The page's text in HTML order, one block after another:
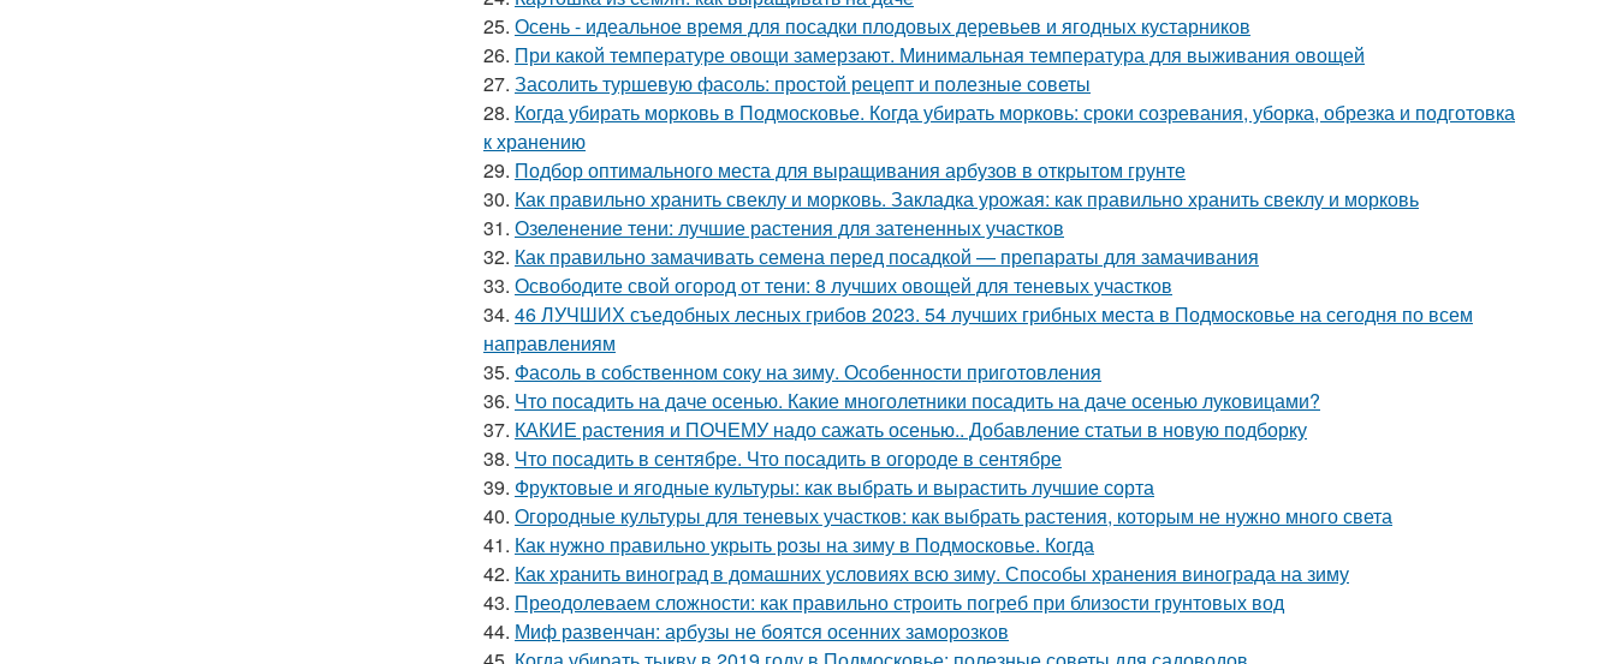
25. Осень - идеальное время для посадки плодовых деревьев и ягодных кустарников
26. При какой температуре овощи замерзают. Минимальная температура для выживания овощей
27. Засолить туршевую фасоль: простой рецепт и полезные советы
28. Когда убирать морковь в Подмосковье. Когда убирать морковь: сроки созревания, уборка, обрезка и подготовка
к хранению
29. Подбор оптимального места для выращивания арбузов в открытом грунте
30. Как правильно хранить свеклу и морковь. Закладка урожая: как правильно хранить свеклу и морковь
31. Озеленение тени: лучшие растения для затененных участков
32. Как правильно замачивать семена перед посадкой — препараты для замачивания
33. Освободите свой огород от тени: 8 лучших овощей для теневых участков
34. 46 ЛУЧШИХ съедобных лесных грибов 2023. 54 лучших грибных места в Подмосковье на сегодня по всем
направлениям
35. Фасоль в собственном соку на зиму. Особенности приготовления
36. Что посадить на даче осенью. Какие многолетники посадить на даче осенью луковицами?
37. КАКИЕ растения и ПОЧЕМУ надо сажать осенью.. Добавление статьи в новую подборку
38. Что посадить в сентябре. Что посадить в огороде в сентябре
39. Фруктовые и ягодные культуры: как выбрать и вырастить лучшие сорта
40. Огородные культуры для теневых участков: как выбрать растения, которым не нужно много света
41. Как нужно правильно укрыть розы на зиму в Подмосковье. Когда
42. Как хранить виноград в домашних условиях всю зиму. Способы хранения винограда на зиму
43. Преодолеваем сложности: как правильно строить погреб при близости грунтовых вод
44. Миф развенчан: арбузы не боятся осенних заморозков